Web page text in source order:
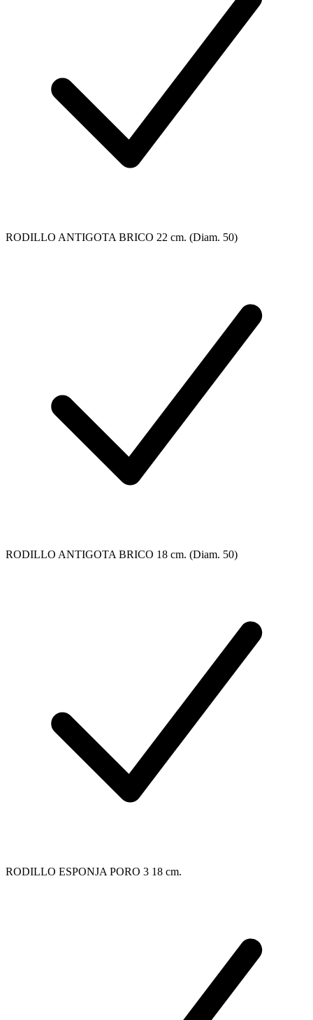
RODILLO ANTIGOTA BRICO 22 cm. (Diam. 50)
RODILLO ANTIGOTA BRICO 18 cm. (Diam. 50)
RODILLO ESPONJA PORO 3 18 cm.